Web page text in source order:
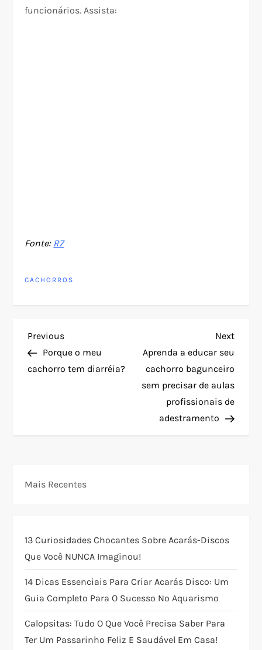
funcionários. Assista:
Fonte: R7
CACHORROS
N
a
a
ã
o
d
e
P
Previous
Post
Previous
Porque o meu
cachorro tem diarréia?
Next
Next
Aprenda a educar seu
cachorro bagunceiro
sem precisar de aulas
profissionais de
adestramento
Mais Recentes
13 Curiosidades Chocantes Sobre Acarás-Discos
Que Você NUNCA Imaginou!
14 Dicas Essenciais Para Criar Acarás Disco: Um
Guia Completo Para O Sucesso No Aquarismo
Calopsitas: Tudo O Que Você Precisa Saber Para
Ter Um Passarinho Feliz E Saudável Em Casa!